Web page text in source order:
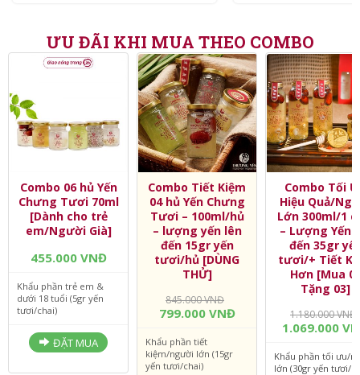
ƯU ĐÃI KHI MUA THEO COMBO
Combo 06 hủ Yến
Chưng Tươi 70ml
[Dành cho trẻ
em/Người Già]
455.000 VNĐ
Khẩu phần trẻ em &
dưới 18 tuổi (5gr yến
tươi/chai)
ĐẶT MUA
Combo Tiết Kiệm
04 hủ Yến Chưng
Tươi – 100ml/hủ
– lượng yến lên
đến 15gr yến
tươi/hủ [DÙNG
THỬ]
845.000 VNĐ
799.000 VNĐ
Khẩu phần tiết
kiệm/người lớn (15gr
yến tươi/chai)
Combo Tối
Hiệu Quả/
Lớn 300ml/1
– Lượng Yến
đến 35gr
tươi/+ Tiết
Hơn [Mua
Tặng 03]
1.180.000 VNĐ
1.069.000
Khẩu phần tối ưu/
lớn (30gr yến tươi/